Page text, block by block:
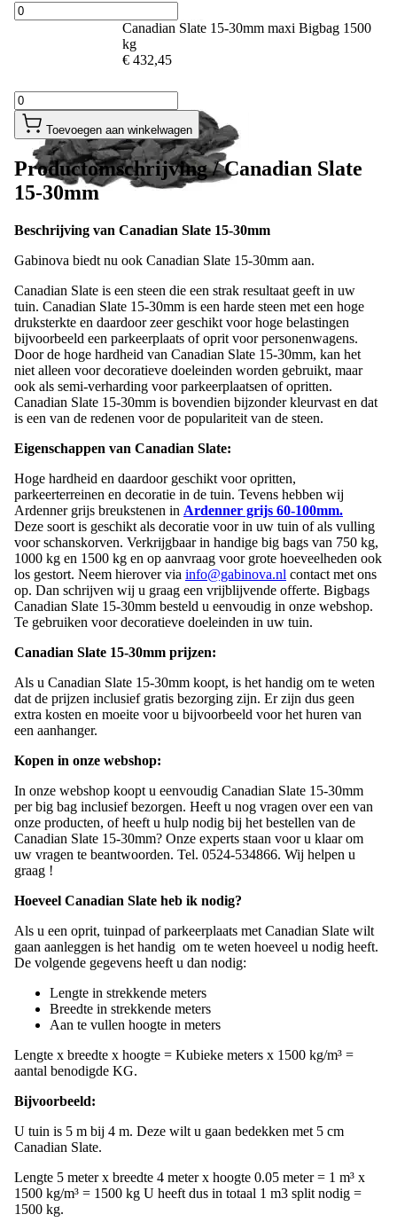
Canadian Slate 15-30mm maxi Bigbag 1500
kg
€ 432,45
Toevoegen aan winkelwagen
Productomschrijving /Canadian Slate
15-30mm
Beschrijving van Canadian Slate 15-30mm
Gabinova biedt nu ook Canadian Slate 15-30mm aan.
Canadian Slate is een steen die een strak resultaat geeft in uw
tuin. Canadian Slate 15-30mm is een harde steen met een hoge
druksterkte en daardoor zeer geschikt voor hoge belastingen
bijvoorbeeld een parkeerplaats of oprit voor personenwagens.
Door de hoge hardheid van Canadian Slate 15-30mm, kan het
niet alleen voor decoratieve doeleinden worden gebruikt, maar
ook als semi-verharding voor parkeerplaatsen of opritten.
Canadian Slate 15-30mm is bovendien bijzonder kleurvast en dat
is een van de redenen voor de populariteit van de steen.
Eigenschappen van Canadian Slate:
Hoge hardheid en daardoor geschikt voor opritten,
parkeerterreinen en decoratie in de tuin. Tevens hebben wij
Ardenner grijs breukstenen in Ardenner grijs 60-100mm.
Deze soort is geschikt als decoratie voor in uw tuin of als vulling
voor schanskorven. Verkrijgbaar in handige big bags van 750 kg,
1000 kg en 1500 kg en op aanvraag voor grote hoeveelheden ook
los gestort. Neem hierover via info@gabinova.nl contact met ons
op. Dan schrijven wij u graag een vrijblijvende offerte. Bigbags
Canadian Slate 15-30mm besteld u eenvoudig in onze webshop.
Te gebruiken voor decoratieve doeleinden in uw tuin.
Canadian Slate 15-30mm prijzen:
Als u Canadian Slate 15-30mm koopt, is het handig om te weten
dat de prijzen inclusief gratis bezorging zijn. Er zijn dus geen
extra kosten en moeite voor u bijvoorbeeld voor het huren van
een aanhanger.
Kopen in onze webshop:
In onze webshop koopt u eenvoudig Canadian Slate 15-30mm
per big bag inclusief bezorgen. Heeft u nog vragen over een van
onze producten, of heeft u hulp nodig bij het bestellen van de
Canadian Slate 15-30mm? Onze experts staan voor u klaar om
uw vragen te beantwoorden. Tel. 0524-534866. Wij helpen u
graag !
Hoeveel Canadian Slate heb ik nodig?
Als u een oprit, tuinpad of parkeerplaats met Canadian Slate wilt
gaan aanleggen is het handig om te weten hoeveel u nodig heeft.
De volgende gegevens heeft u dan nodig:
Lengte in strekkende meters
Breedte in strekkende meters
Aan te vullen hoogte in meters
Lengte x breedte x hoogte = Kubieke meters x 1500 kg/m³ =
aantal benodigde KG.
Bijvoorbeeld:
U tuin is 5 m bij 4 m. Deze wilt u gaan bedekken met 5 cm
Canadian Slate.
Lengte 5 meter x breedte 4 meter x hoogte 0.05 meter = 1 m³ x
1500 kg/m³ = 1500 kg U heeft dus in totaal 1 m3 split nodig =
1500 kg.